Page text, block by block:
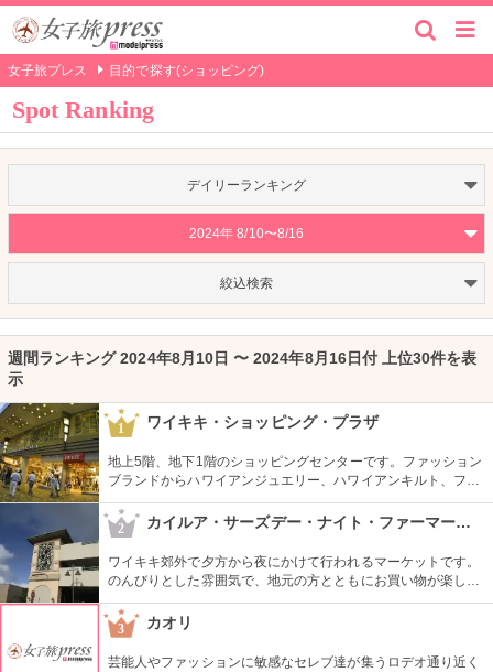
女子旅プレス 目的で探す(ショッピング)
Spot Ranking
デイリーランキング
2024年 8/10〜8/16
絞込検索
週間ランキング 2024年8月10日 〜 2024年8月16日付 上位30件を表
示
1 ワイキキ・ショッピング・プラザ
地上5階、地下1階のショッピングセンターです。ファッション
ブランドからハワイアンジュエリー、ハワイアンキルト、フー
ドコート、銀行まで、日本のショッピングセンターのような感
覚で買い物ができる楽しい場所です。
2 カイルア・サーズデー・ナイト・ファーマーズ・マーケット
ワイキキ郊外で夕方から夜にかけて行われるマーケットです。
のんびりとした雰囲気で、地元の方とともにお買い物が楽しめ
ます。オーガニック野菜やフルーツ、焼きたてのパンなど、ハ
ワイ産のおいしいグルメが勢ぞろい。ちょうど、早めのディナ
ーに利用できそうですね。
3 カオリ
芸能人やファッションに敏感なセレブ達が集うロデオ通り近く